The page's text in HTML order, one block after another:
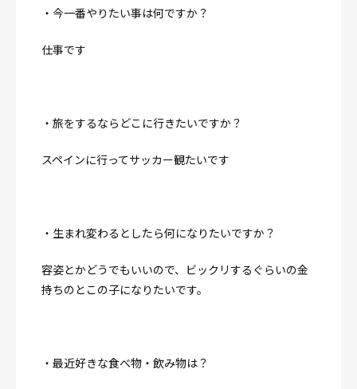
・今一番やりたい事は何ですか？
仕事です
・旅をするならどこに行きたいですか？
スペインに行ってサッカー観たいです
・生まれ変わるとしたら何になりたいですか？
容姿とかどうでもいいので、ビックリするぐらいの金
持ちのとこの子になりたいです。
・最近好きな食べ物・飲み物は？